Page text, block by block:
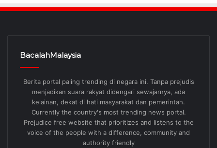
BacalahMalaysia
Berita portal paling trending di negara ini. Tanpa prejudis
menjadikan suara rakyat didengari sewajarnya, ada
kelainan, dekat di hati masyarakat dan pemerintah.
Currently the country's most trending news portal.
Prejudice free website that prioritizes and listens to the
voice of the people with a difference, community and
authority friendly